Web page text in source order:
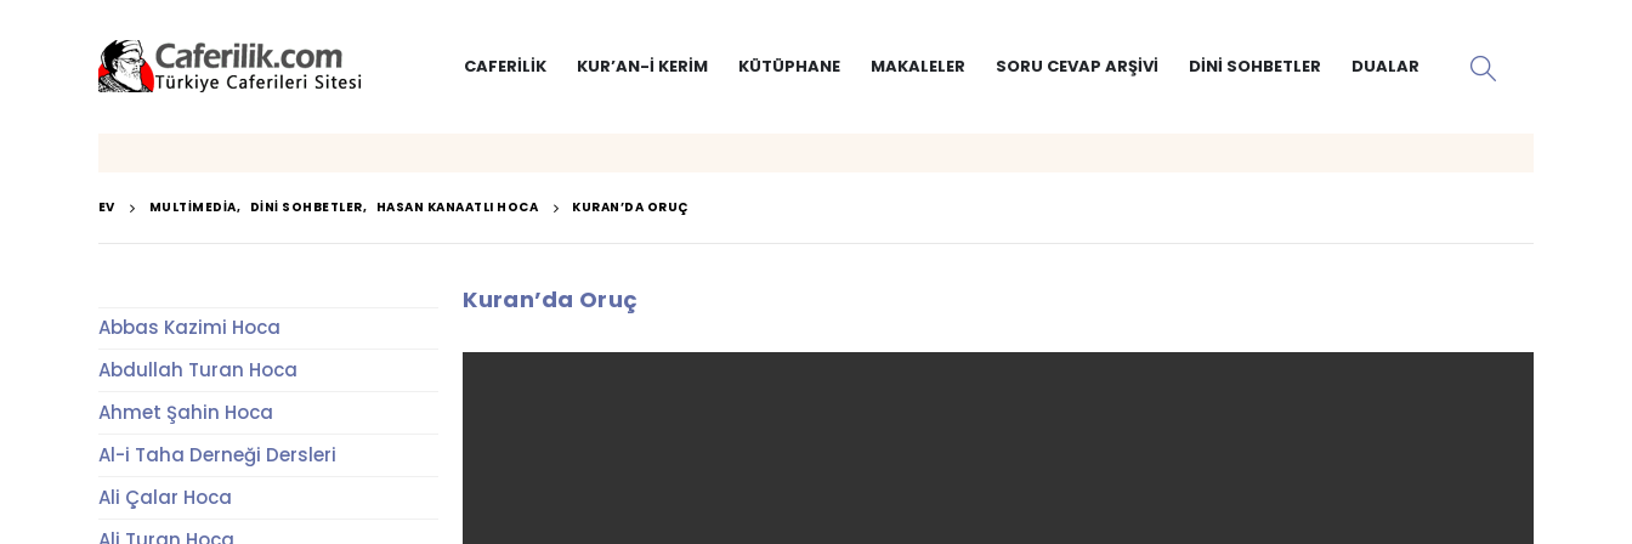
CAFERILIK KUR’AN-I KERIM KÜTÜPHANE MAKALELER SORU CEVAP ARŞIVI DINI SOHBETLER DUALAR
EV MULTIMEDIA, DINI SOHBETLER, HASAN KANAATLI HOCA KURAN’DA ORUÇ
Kuran’da Oruç
Abbas Kazimi Hoca
Abdullah Turan Hoca
Ahmet Şahin Hoca
Al-i Taha Derneği Dersleri
Ali Çalar Hoca